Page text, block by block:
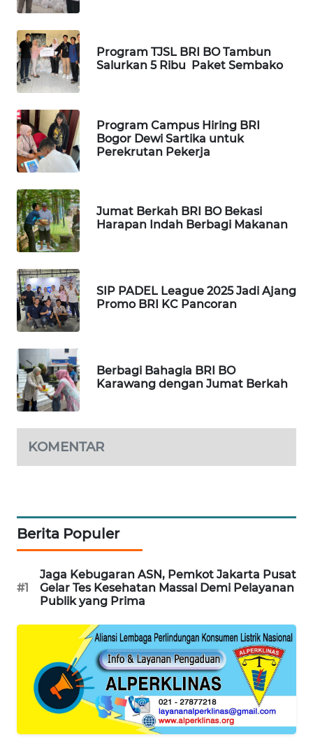
Program TJSL BRI BO Tambun
Salurkan 5 Ribu Paket Sembako
Program Campus Hiring BRI
Bogor Dewi Sartika untuk
Perekrutan Pekerja
Jumat Berkah BRI BO Bekasi
Harapan Indah Berbagi Makanan
SIP PADEL League 2025 Jadi Ajang
Promo BRI KC Pancoran
Berbagi Bahagia BRI BO
Karawang dengan Jumat Berkah
KOMENTAR
Berita Populer
#1
Jaga Kebugaran ASN, Pemkot Jakarta Pusat
Gelar Tes Kesehatan Massal Demi Pelayanan
Publik yang Prima
WN
WN
KARAWANG
WN
BEKASI
WN
BOGOR
WN
DEPOK
TAPANULI
UTARA
WN
SAMOSIR
WN
PADANG
LAWAS
WN
SUMEDANG
CIANJUR
WN
KEPULAUAN
SERIBU
TANGERANG
WN
BINJAI
CIREBON